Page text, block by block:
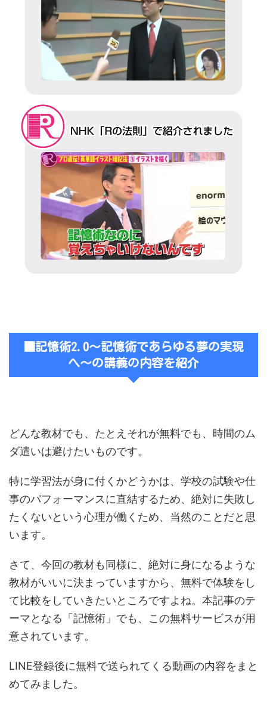
■記憶術2.0〜記憶術であらゆる夢の実現
へ〜の講義の内容を紹介
どんな教材でも、たとえそれが無料でも、時間のム
ダ遣いは避けたいものです。
特に学習法が身に付くかどうかは、学校の試験や仕
事のパフォーマンスに直結するため、絶対に失敗し
たくないという心理が働くため、当然のことだと思
います。
さて、今回の教材も同様に、絶対に身になるような
教材がいいに決まっていますから、無料で体験をし
て比較をしていきたいところですよね。本記事のテ
ーマとなる「記憶術」でも、この無料サービスが用
意されています。
LINE登録後に無料で送られてくる動画の内容をまと
めてみました。